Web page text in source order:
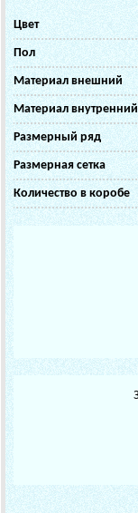
Цвет
Пол
Материал внешний
Материал внутренний
Размерный ряд
Размерная сетка
Количество в коробе